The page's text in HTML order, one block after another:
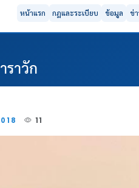
หน้าแรก กฎและระเบียบ ข้อมูล ข่
าวัก
11